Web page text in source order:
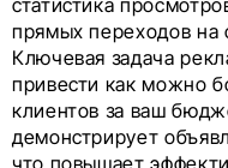
прямых переходов на
Ключевая задача
привести как можно
клиентов за ваш
демонстрирует
что повышает